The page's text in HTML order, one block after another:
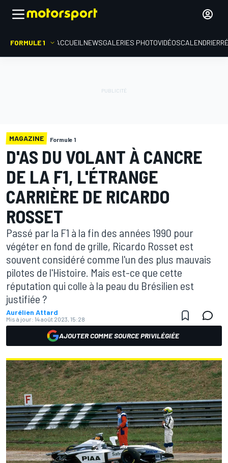
FORMULE 1 ACCUEIL NEWSGALERIES PHOTOVIDÉOSCALENDRIER
MAGAZINE Formule 1
D'AS DU VOLANT À CANCRE
DE LA F1, L'ÉTRANGE
CARRIÈRE DE RICARDO
ROSSET
Passé par la F1 à la fin des années 1990 pour
végéter en fond de grille, Ricardo Rosset est
souvent considéré comme l'un des plus mauvais
pilotes de l'Histoire. Mais est-ce que cette
réputation qui colle à la peau du Brésilien est
justifiée ?
Aurélien Attard
Mis à jour: 14 août 2023, 15:28
AJOUTER COMME SOURCE PRIVILÉGIÉE